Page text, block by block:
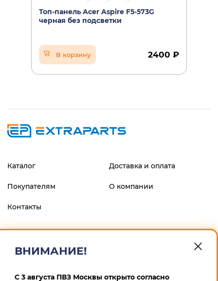
Топ-панель Acer Aspire F5-573G
черная без подсветки
В корзину 2400 ₽
Каталог Доставка и оплата
Покупателям О компании
Контакты
р/с 40802810900600008013 к/с 30101810145250000411 БИК
044525411 ИП Маскин Алексей Анатольевич ИНН
ВНИМАНИЕ!
С 3 августа ПВЗ Москвы открыто согласно